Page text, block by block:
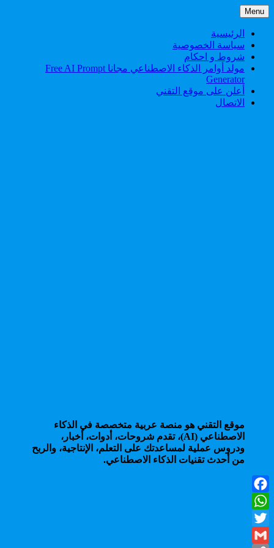
Skip
to
content
Menu
الرئيسية
سياسة الخصوصية
شروط و احكام
مولد أوامر الذكاء الاصطناعي مجانا Free AI Prompt
Generator
أعلن على موقع التقني
الاتصال
موقع التقني هو منصة عربية متخصصة في الذكاء
الاصطناعي (AI)، تقدم شروحات، أدوات، أخبار،
ودروس عملية لمساعدتك على التعلم، الإنتاجية، والربح
من أحدث تقنيات الذكاء الاصطناعي.
Facebook
WhatsApp
Twitter